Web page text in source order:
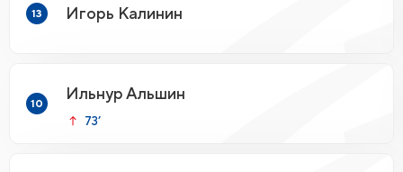
13 Игорь Калинин
10
Ильнур Альшин
73’